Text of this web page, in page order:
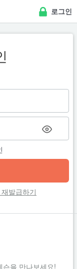
로그인
발급하기
을 만나보세요!